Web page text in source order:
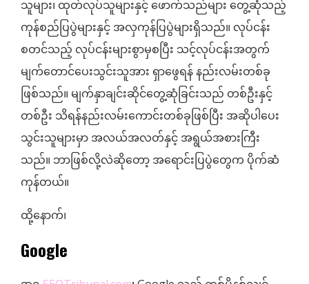
သူများ၊ ထုတ်လုပ်သူများနှင့် ဖောက်သည်များ တွေ့ဆုံသည့်
ကုန်စည်ပြပွဲများနှင့် အလှကုန်ပြပွဲများရှိသည်။ လုပ်ငန်း
စတင်သည့် လုပ်ငန်းများစွာမှစပြီး သင့်လုပ်ငန်းအတွက်
မျက်တောင်ပေးသွင်းသူအား ရှာဖွေရန် နည်းလမ်းတစ်ခု
ဖြစ်သည်။ မျက်နှာချင်းဆိုင်တွေ့ဆုံခြင်းသည် တစ်ဦးနှင့်
တစ်ဦး သိရန်နည်းလမ်းကောင်းတစ်ခုဖြစ်ပြီး အဆိုပါပေး
သွင်းသူများမှာ အလယ်အလတ်နှင့် အရွယ်အစားကြီး
သည်။ ဘာဖြစ်လို့လဲဆိုတော့ အရောင်းပြပွဲတွေက ပိုက်ဆံ
ကုန်တယ်။
ထို့နောက်၊
Google